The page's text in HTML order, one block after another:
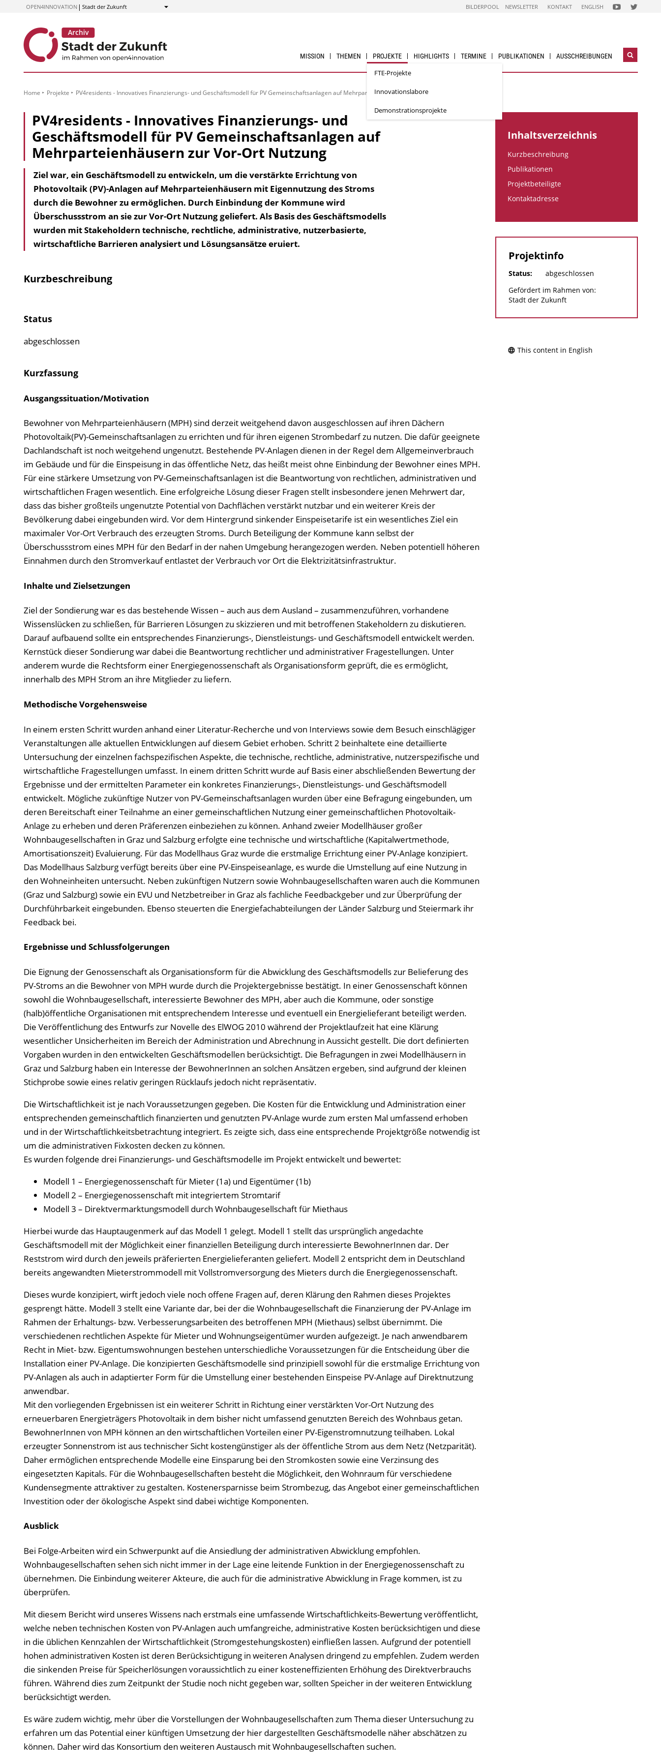
OPEN4INNOVATION Stadt der Zukunft
Anzeigen
BILDERPOOL NEWSLETTER KONTAKT ENGLISH FOLGEN
SIE
FOLGEN
SIE
MISSION THEMEN PROJEKTE
FTE-Projekte
Innovationslabore
Demonstrationsprojekte
HIGHLIGHTS TERMINE PUBLIKATIONEN AUSSCHREIBUNGEN
Home Projekte PV4residents - Innovatives Finanzierungs- und Geschäftsmodell für PV Gemeinschaftsanlagen auf Mehrparteienhäusern zur Vor-Ort Nutzung
PV4residents - Innovatives Finanzierungs- und
Geschäftsmodell für PV Gemeinschaftsanlagen auf
Mehrparteienhäusern zur Vor-Ort Nutzung
Ziel war, ein Geschäftsmodell zu entwickeln, um die verstärkte Errichtung von
Photovoltaik (PV)-Anlagen auf Mehrparteienhäusern mit Eigennutzung des Stroms
durch die Bewohner zu ermöglichen. Durch Einbindung der Kommune wird
Überschussstrom an sie zur Vor-Ort Nutzung geliefert. Als Basis des Geschäftsmodells
wurden mit Stakeholdern technische, rechtliche, administrative, nutzerbasierte,
wirtschaftliche Barrieren analysiert und Lösungsansätze eruiert.
Kurzbeschreibung
Status
abgeschlossen
Kurzfassung
Ausgangssituation/Motivation
Bewohner von Mehrparteienhäusern (MPH) sind derzeit weitgehend davon ausgeschlossen auf ihren Dächern
Photovoltaik(PV)-Gemeinschaftsanlagen zu errichten und für ihren eigenen Strombedarf zu nutzen. Die dafür geeignete
Dachlandschaft ist noch weitgehend ungenutzt. Bestehende PV-Anlagen dienen in der Regel dem Allgemeinverbrauch
im Gebäude und für die Einspeisung in das öffentliche Netz, das heißt meist ohne Einbindung der Bewohner eines MPH.
Für eine stärkere Umsetzung von PV-Gemeinschaftsanlagen ist die Beantwortung von rechtlichen, administrativen und
wirtschaftlichen Fragen wesentlich. Eine erfolgreiche Lösung dieser Fragen stellt insbesondere jenen Mehrwert dar,
dass das bisher großteils ungenutzte Potential von Dachflächen verstärkt nutzbar und ein weiterer Kreis der
Bevölkerung dabei eingebunden wird. Vor dem Hintergrund sinkender Einspeisetarife ist ein wesentliches Ziel ein
maximaler Vor-Ort Verbrauch des erzeugten Stroms. Durch Beteiligung der Kommune kann selbst der
Überschussstrom eines MPH für den Bedarf in der nahen Umgebung herangezogen werden. Neben potentiell höheren
Einnahmen durch den Stromverkauf entlastet der Verbrauch vor Ort die Elektrizitätsinfrastruktur.
Inhalte und Zielsetzungen
Ziel der Sondierung war es das bestehende Wissen – auch aus dem Ausland – zusammenzuführen, vorhandene
Wissenslücken zu schließen, für Barrieren Lösungen zu skizzieren und mit betroffenen Stakeholdern zu diskutieren.
Darauf aufbauend sollte ein entsprechendes Finanzierungs-, Dienstleistungs- und Geschäftsmodell entwickelt werden.
Kernstück dieser Sondierung war dabei die Beantwortung rechtlicher und administrativer Fragestellungen. Unter
anderem wurde die Rechtsform einer Energiegenossenschaft als Organisationsform geprüft, die es ermöglicht,
innerhalb des MPH Strom an ihre Mitglieder zu liefern.
Methodische Vorgehensweise
In einem ersten Schritt wurden anhand einer Literatur-Recherche und von Interviews sowie dem Besuch einschlägiger
Veranstaltungen alle aktuellen Entwicklungen auf diesem Gebiet erhoben. Schritt 2 beinhaltete eine detaillierte
Untersuchung der einzelnen fachspezifischen Aspekte, die technische, rechtliche, administrative, nutzerspezifische und
wirtschaftliche Fragestellungen umfasst. In einem dritten Schritt wurde auf Basis einer abschließenden Bewertung der
Ergebnisse und der ermittelten Parameter ein konkretes Finanzierungs-, Dienstleistungs- und Geschäftsmodell
entwickelt. Mögliche zukünftige Nutzer von PV-Gemeinschaftsanlagen wurden über eine Befragung eingebunden, um
deren Bereitschaft einer Teilnahme an einer gemeinschaftlichen Nutzung einer gemeinschaftlichen Photovoltaik-
Anlage zu erheben und deren Präferenzen einbeziehen zu können. Anhand zweier Modellhäuser großer
Wohnbaugesellschaften in Graz und Salzburg erfolgte eine technische und wirtschaftliche (Kapitalwertmethode,
Amortisationszeit) Evaluierung. Für das Modellhaus Graz wurde die erstmalige Errichtung einer PV-Anlage konzipiert.
Das Modellhaus Salzburg verfügt bereits über eine PV-Einspeiseanlage, es wurde die Umstellung auf eine Nutzung in
den Wohneinheiten untersucht. Neben zukünftigen Nutzern sowie Wohnbaugesellschaften waren auch die Kommunen
(Graz und Salzburg) sowie ein EVU und Netzbetreiber in Graz als fachliche Feedbackgeber und zur Überprüfung der
Durchführbarkeit eingebunden. Ebenso steuerten die Energiefachabteilungen der Länder Salzburg und Steiermark ihr
Feedback bei.
Ergebnisse und Schlussfolgerungen
Die Eignung der Genossenschaft als Organisationsform für die Abwicklung des Geschäftsmodells zur Belieferung des
PV-Stroms an die Bewohner von MPH wurde durch die Projektergebnisse bestätigt. In einer Genossenschaft können
sowohl die Wohnbaugesellschaft, interessierte Bewohner des MPH, aber auch die Kommune, oder sonstige
(halb)öffentliche Organisationen mit entsprechendem Interesse und eventuell ein Energielieferant beteiligt werden.
Die Veröffentlichung des Entwurfs zur Novelle des ElWOG 2010 während der Projektlaufzeit hat eine Klärung
wesentlicher Unsicherheiten im Bereich der Administration und Abrechnung in Aussicht gestellt. Die dort definierten
Vorgaben wurden in den entwickelten Geschäftsmodellen berücksichtigt. Die Befragungen in zwei Modellhäusern in
Graz und Salzburg haben ein Interesse der BewohnerInnen an solchen Ansätzen ergeben, sind aufgrund der kleinen
Stichprobe sowie eines relativ geringen Rücklaufs jedoch nicht repräsentativ.
Die Wirtschaftlichkeit ist je nach Voraussetzungen gegeben. Die Kosten für die Entwicklung und Administration einer
entsprechenden gemeinschaftlich finanzierten und genutzten PV-Anlage wurde zum ersten Mal umfassend erhoben
und in der Wirtschaftlichkeitsbetrachtung integriert. Es zeigte sich, dass eine entsprechende Projektgröße notwendig ist
um die administrativen Fixkosten decken zu können.
Es wurden folgende drei Finanzierungs- und Geschäftsmodelle im Projekt entwickelt und bewertet:
Modell 1 – Energiegenossenschaft für Mieter (1a) und Eigentümer (1b)
Modell 2 – Energiegenossenschaft mit integriertem Stromtarif
Modell 3 – Direktvermarktungsmodell durch Wohnbaugesellschaft für Miethaus
Hierbei wurde das Hauptaugenmerk auf das Modell 1 gelegt. Modell 1 stellt das ursprünglich angedachte
Geschäftsmodell mit der Möglichkeit einer finanziellen Beteiligung durch interessierte BewohnerInnen dar. Der
Reststrom wird durch den jeweils präferierten Energielieferanten geliefert. Modell 2 entspricht dem in Deutschland
bereits angewandten Mieterstrommodell mit Vollstromversorgung des Mieters durch die Energiegenossenschaft.
Dieses wurde konzipiert, wirft jedoch viele noch offene Fragen auf, deren Klärung den Rahmen dieses Projektes
gesprengt hätte. Modell 3 stellt eine Variante dar, bei der die Wohnbaugesellschaft die Finanzierung der PV-Anlage im
Rahmen der Erhaltungs- bzw. Verbesserungsarbeiten des betroffenen MPH (Miethaus) selbst übernimmt. Die
verschiedenen rechtlichen Aspekte für Mieter und Wohnungseigentümer wurden aufgezeigt. Je nach anwendbarem
Recht in Miet- bzw. Eigentumswohnungen bestehen unterschiedliche Voraussetzungen für die Entscheidung über die
Installation einer PV-Anlage. Die konzipierten Geschäftsmodelle sind prinzipiell sowohl für die erstmalige Errichtung von
PV-Anlagen als auch in adaptierter Form für die Umstellung einer bestehenden Einspeise PV-Anlage auf Direktnutzung
anwendbar.
Mit den vorliegenden Ergebnissen ist ein weiterer Schritt in Richtung einer verstärkten Vor-Ort Nutzung des
erneuerbaren Energieträgers Photovoltaik in dem bisher nicht umfassend genutzten Bereich des Wohnbaus getan.
BewohnerInnen von MPH können an den wirtschaftlichen Vorteilen einer PV-Eigenstromnutzung teilhaben. Lokal
erzeugter Sonnenstrom ist aus technischer Sicht kostengünstiger als der öffentliche Strom aus dem Netz (Netzparität).
Daher ermöglichen entsprechende Modelle eine Einsparung bei den Stromkosten sowie eine Verzinsung des
eingesetzten Kapitals. Für die Wohnbaugesellschaften besteht die Möglichkeit, den Wohnraum für verschiedene
Kundensegmente attraktiver zu gestalten. Kostenersparnisse beim Strombezug, das Angebot einer gemeinschaftlichen
Investition oder der ökologische Aspekt sind dabei wichtige Komponenten.
Ausblick
Bei Folge-Arbeiten wird ein Schwerpunkt auf die Ansiedlung der administrativen Abwicklung empfohlen.
Wohnbaugesellschaften sehen sich nicht immer in der Lage eine leitende Funktion in der Energiegenossenschaft zu
übernehmen. Die Einbindung weiterer Akteure, die auch für die administrative Abwicklung in Frage kommen, ist zu
überprüfen.
Mit diesem Bericht wird unseres Wissens nach erstmals eine umfassende Wirtschaftlichkeits-Bewertung veröffentlicht,
welche neben technischen Kosten von PV-Anlagen auch umfangreiche, administrative Kosten berücksichtigen und diese
in die üblichen Kennzahlen der Wirtschaftlichkeit (Stromgestehungskosten) einfließen lassen. Aufgrund der potentiell
hohen administrativen Kosten ist deren Berücksichtigung in weiteren Analysen dringend zu empfehlen. Zudem werden
die sinkenden Preise für Speicherlösungen voraussichtlich zu einer kosteneffizienten Erhöhung des Direktverbrauchs
führen. Während dies zum Zeitpunkt der Studie noch nicht gegeben war, sollten Speicher in der weiteren Entwicklung
berücksichtigt werden.
Es wäre zudem wichtig, mehr über die Vorstellungen der Wohnbaugesellschaften zum Thema dieser Untersuchung zu
erfahren um das Potential einer künftigen Umsetzung der hier dargestellten Geschäftsmodelle näher abschätzen zu
können. Daher wird das Konsortium den weiteren Austausch mit Wohnbaugesellschaften suchen.
Inhaltsverzeichnis
Kurzbeschreibung
Publikationen
Projektbeteiligte
Kontaktadresse
Projektinfo
Status:
abgeschlossen
Gefördert im Rahmen von:
Stadt der Zukunft
This content in English